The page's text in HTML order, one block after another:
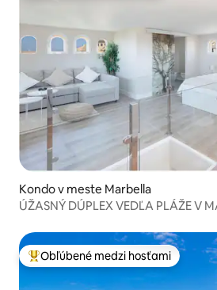
Kondo v meste Marbella
ÚŽASNÝ DÚPLEX VEDĽA PLÁŽE V
Najobľúbenejšie medzi hosťami
Obľúbené medzi hosťami